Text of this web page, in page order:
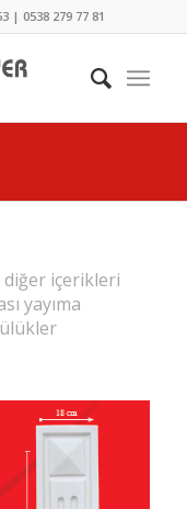
| 0538 279 77 81
içerikleri
yayıma